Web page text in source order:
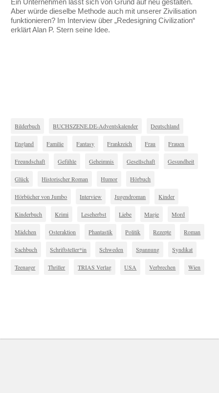
Aber würde dieselbe Methode auch mit unserer Zivilisation
funktionieren? Im Interview über „Redesigning Civilization“
erklärt Alan P. Stern seine Idee.
Bilderbuch BUCHSZENE.DE-Adventskalender Deutschland
England Familie Fantasy Frankreich Frau Frauen
Freundschaft Gefühle Geheimnis Gesellschaft Gesundheit
Glück Historischer Roman Humor Hörbuch
Hörbücher von Jumbo Interview Jugendroman Kinder
Kinderbuch Krimi Leseherbst Liebe Magie Mord
Mädchen Osteraktion Phantastik Politik Rezepte Roman
Sachbuch Schriftsteller*in Schweden Spannung Syndikat
Teenager Thriller TRIAS Verlag USA Verbrechen Wien